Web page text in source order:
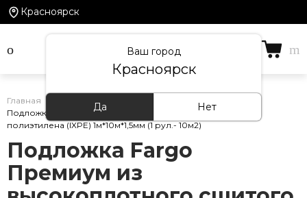
Красноярск
Ваш город
Красноярск
Да Нет
Главная Каталог товаров
/
Подложка Fargo Премиум из высокоплотного сшитого
полиэтилена (IXPE) 1м*10м*1,5мм (1 рул.- 10м2)
Подложка Fargo
Премиум из